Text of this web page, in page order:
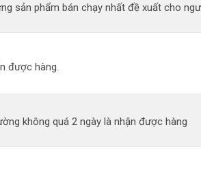
sản phẩm bán chạy nhất đề xuất cho
được hàng.
không quá 2 ngày là nhận được hàng